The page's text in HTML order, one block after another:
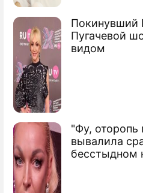
Покинувший
Пугачевой
видом
"Фу, оторопь
вывалила
бесстыдном